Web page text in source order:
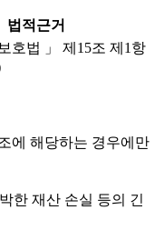
법적근거
호법 」 제15조 제1항
에 해당하는 경우에만
한 재산 손실 등의 긴